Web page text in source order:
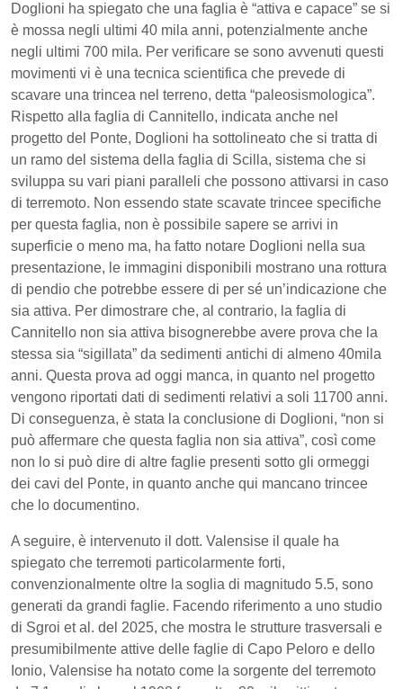
Doglioni ha spiegato che una faglia è “attiva e capace” se si
è mossa negli ultimi 40 mila anni, potenzialmente anche
negli ultimi 700 mila. Per verificare se sono avvenuti questi
movimenti vi è una tecnica scientifica che prevede di
scavare una trincea nel terreno, detta “paleosismologica”.
Rispetto alla faglia di Cannitello, indicata anche nel
progetto del Ponte, Doglioni ha sottolineato che si tratta di
un ramo del sistema della faglia di Scilla, sistema che si
sviluppa su vari piani paralleli che possono attivarsi in caso
di terremoto. Non essendo state scavate trincee specifiche
per questa faglia, non è possibile sapere se arrivi in
superficie o meno ma, ha fatto notare Doglioni nella sua
presentazione, le immagini disponibili mostrano una rottura
di pendio che potrebbe essere di per sé un’indicazione che
sia attiva. Per dimostrare che, al contrario, la faglia di
Cannitello non sia attiva bisognerebbe avere prova che la
stessa sia “sigillata” da sedimenti antichi di almeno 40mila
anni. Questa prova ad oggi manca, in quanto nel progetto
vengono riportati dati di sedimenti relativi a soli 11700 anni.
Di conseguenza, è stata la conclusione di Doglioni, “non si
può affermare che questa faglia non sia attiva”, così come
non lo si può dire di altre faglie presenti sotto gli ormeggi
dei cavi del Ponte, in quanto anche qui mancano trincee
che lo documentino.
A seguire, è intervenuto il dott. Valensise il quale ha
spiegato che terremoti particolarmente forti,
convenzionalmente oltre la soglia di magnitudo 5.5, sono
generati da grandi faglie. Facendo riferimento a uno studio
di Sgroi et al. del 2025, che mostra le strutture trasversali e
presumibilmente attive delle faglie di Capo Peloro e dello
Ionio, Valensise ha notato come la sorgente del terremoto